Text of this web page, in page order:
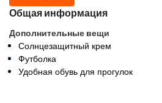
Общая информация
Дополнительные вещи
Солнцезащитный крем
Футболка
Удобная обувь для прогулок